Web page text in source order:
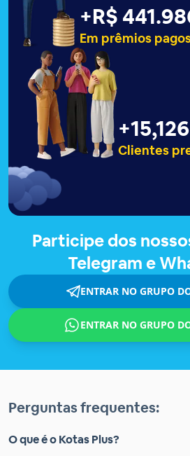
+R$
Em prêmios
+15,129
Clientes
Participe dos
Telegram e
ENTRAR NO GRUPO
ENTRAR NO GRUPO
Perguntas frequentes:
O que é o Kotas Plus?